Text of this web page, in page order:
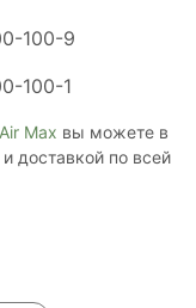
Max вы можете в
доставкой по всей